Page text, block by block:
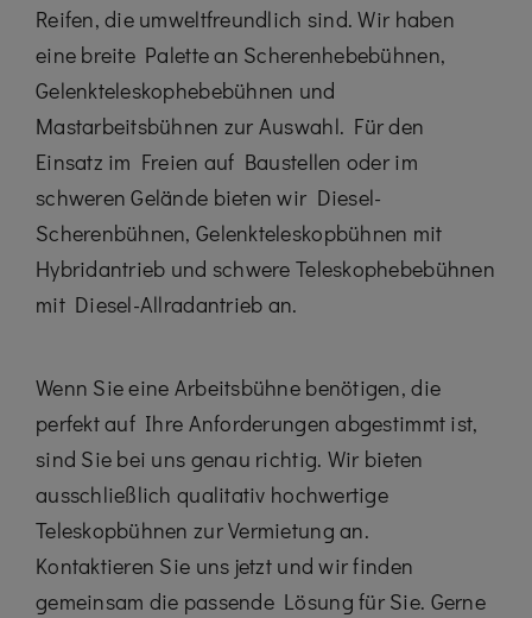
Reifen, die umweltfreundlich sind. Wir haben
eine breite Palette an Scherenhebebühnen,
Gelenkteleskophebebühnen und
Mastarbeitsbühnen zur Auswahl. Für den
Einsatz im Freien auf Baustellen oder im
schweren Gelände bieten wir Diesel-
Scherenbühnen, Gelenkteleskopbühnen mit
Hybridantrieb und schwere Teleskophebebühnen
mit Diesel-Allradantrieb an.
Wenn Sie eine Arbeitsbühne benötigen, die
perfekt auf Ihre Anforderungen abgestimmt ist,
sind Sie bei uns genau richtig. Wir bieten
ausschließlich qualitativ hochwertige
Teleskopbühnen zur Vermietung an.
Kontaktieren Sie uns jetzt und wir finden
gemeinsam die passende Lösung für Sie. Gerne